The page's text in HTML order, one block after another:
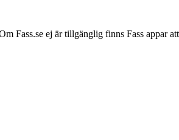
Fass.se ej är tillgänglig finns Fass appar